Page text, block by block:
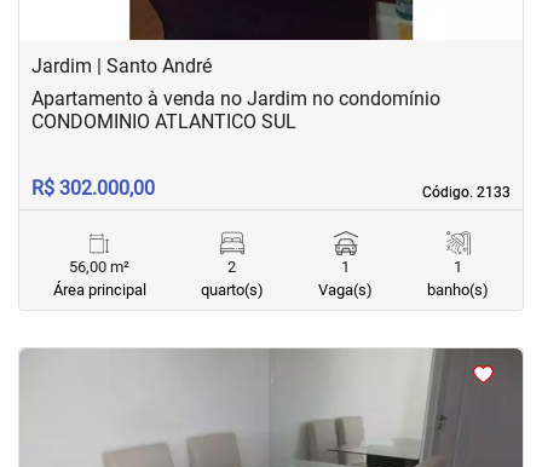
Jardim | Santo André
Código. 2133
Código. 2133
Apartamento à venda no Jardim no condomínio
CONDOMINIO ATLANTICO SUL
R$ 302.000,00
56,00 m²
Área principal
2
quarto(s)
1
Vaga(s)
1
banho(s)